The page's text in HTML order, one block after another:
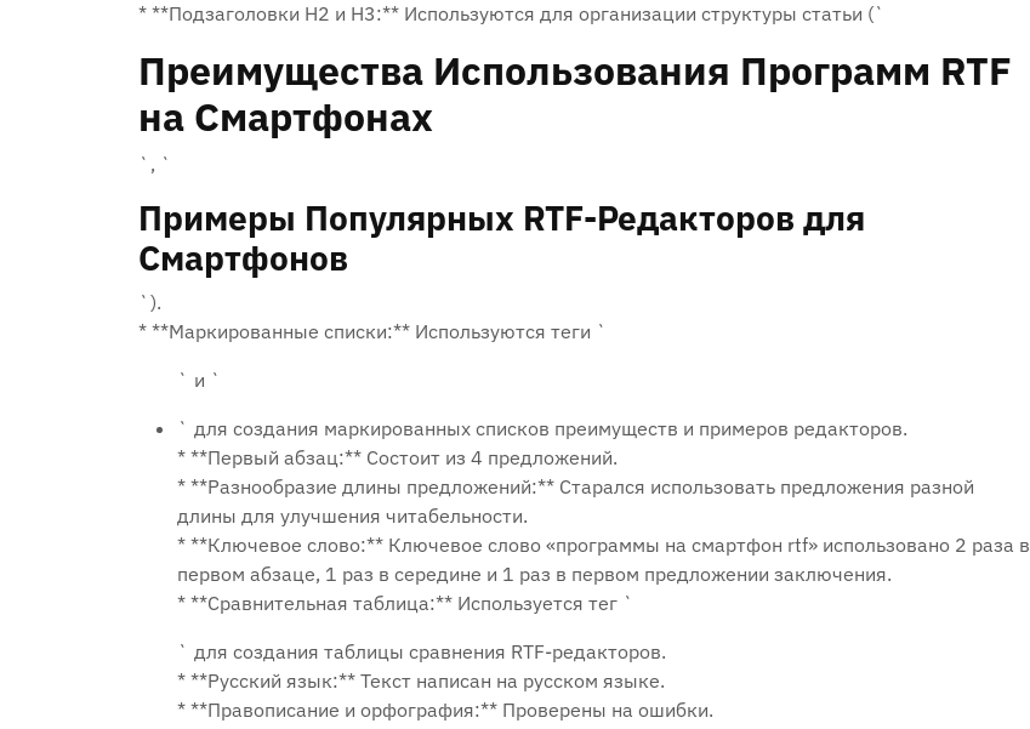
* **Подзаголовки H2 и H3:** Используются для организации структуры статьи (`
Преимущества Использования Программ RTF
на Смартфонах
`‚ `
Примеры Популярных RTF-Редакторов для
Смартфонов
`).
* **Маркированные списки:** Используются теги `
` и `
` для создания маркированных списков преимуществ и примеров редакторов.
* **Первый абзац:** Состоит из 4 предложений.
* **Разнообразие длины предложений:** Старался использовать предложения разной
длины для улучшения читабельности.
* **Ключевое слово:** Ключевое слово «программы на смартфон rtf» использовано 2 раза в
первом абзаце‚ 1 раз в середине и 1 раз в первом предложении заключения.
* **Сравнительная таблица:** Используется тег `
` для создания таблицы сравнения RTF-редакторов.
* **Русский язык:** Текст написан на русском языке.
* **Правописание и орфография:** Проверены на ошибки.